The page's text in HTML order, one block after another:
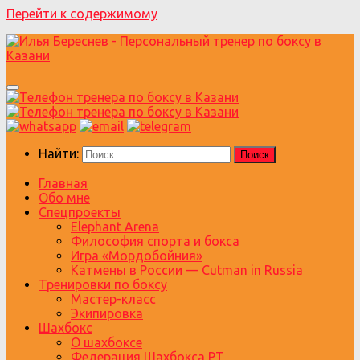
Перейти к содержимому
Найти:
Главная
Обо мне
Спецпроекты
Elephant Arena
Философия спорта и бокса
Игра «Мордобойния»
Катмены в России — Cutman in Russia
Тренировки по боксу
Мастер-класс
Экипировка
Шахбокс
О шахбоксе
Федерация Шахбокса РТ